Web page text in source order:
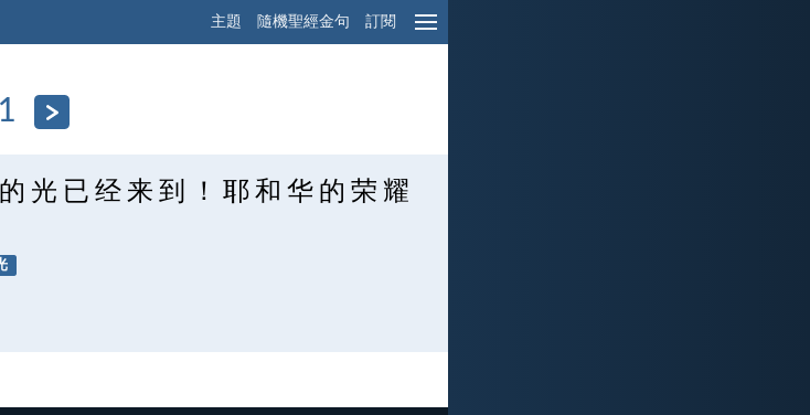
主題 隨機聖經金句 訂閱
光 已 经 来 到 ！ 耶 和 华 的 荣 耀